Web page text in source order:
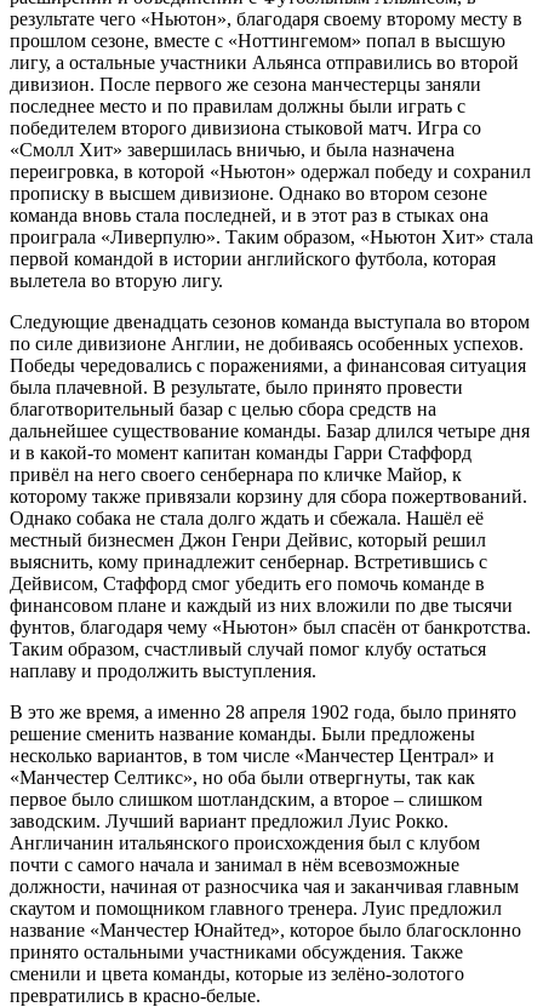
результате чего «Ньютон», благодаря своему второму месту в
прошлом сезоне, вместе с «Ноттингемом» попал в высшую
лигу, а остальные участники Альянса отправились во второй
дивизион. После первого же сезона манчестерцы заняли
последнее место и по правилам должны были играть с
победителем второго дивизиона стыковой матч. Игра со
«Смолл Хит» завершилась вничью, и была назначена
переигровка, в которой «Ньютон» одержал победу и сохранил
прописку в высшем дивизионе. Однако во втором сезоне
команда вновь стала последней, и в этот раз в стыках она
проиграла «Ливерпулю». Таким образом, «Ньютон Хит» стала
первой командой в истории английского футбола, которая
вылетела во вторую лигу.
Следующие двенадцать сезонов команда выступала во втором
по силе дивизионе Англии, не добиваясь особенных успехов.
Победы чередовались с поражениями, а финансовая ситуация
была плачевной. В результате, было принято провести
благотворительный базар с целью сбора средств на
дальнейшее существование команды. Базар длился четыре дня
и в какой-то момент капитан команды Гарри Стаффорд
привёл на него своего сенбернара по кличке Майор, к
которому также привязали корзину для сбора пожертвований.
Однако собака не стала долго ждать и сбежала. Нашёл её
местный бизнесмен Джон Генри Дейвис, который решил
выяснить, кому принадлежит сенбернар. Встретившись с
Дейвисом, Стаффорд смог убедить его помочь команде в
финансовом плане и каждый из них вложили по две тысячи
фунтов, благодаря чему «Ньютон» был спасён от банкротства.
Таким образом, счастливый случай помог клубу остаться
наплаву и продолжить выступления.
В это же время, а именно 28 апреля 1902 года, было принято
решение сменить название команды. Были предложены
несколько вариантов, в том числе «Манчестер Централ» и
«Манчестер Селтикс», но оба были отвергнуты, так как
первое было слишком шотландским, а второе – слишком
заводским. Лучший вариант предложил Луис Рокко.
Англичанин итальянского происхождения был с клубом
почти с самого начала и занимал в нём всевозможные
должности, начиная от разносчика чая и заканчивая главным
скаутом и помощником главного тренера. Луис предложил
название «Манчестер Юнайтед», которое было благосклонно
принято остальными участниками обсуждения. Также
сменили и цвета команды, которые из зелёно-золотого
превратились в красно-белые.